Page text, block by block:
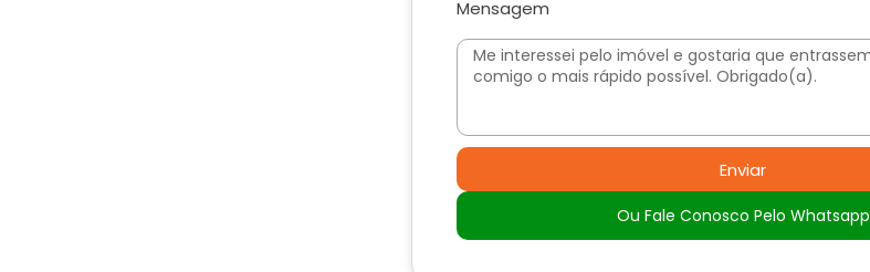
Mensagem
Enviar
Ou Fale Conosco Pelo Whatsapp